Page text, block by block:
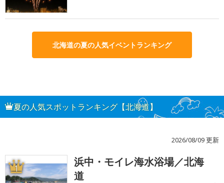
北海道の夏の人気イベントランキング
夏の人気スポットランキング【北海道】
2026/08/09 更新
1
浜中・モイレ海水浴場／北海
道